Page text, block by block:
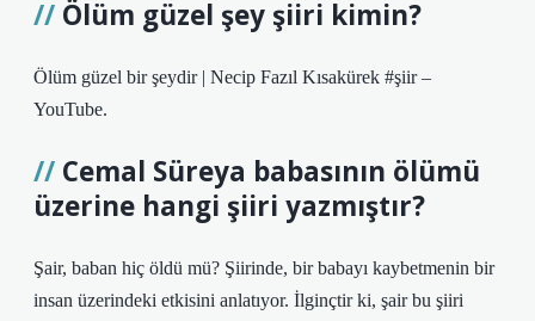
Ölüm güzel şey şiiri kimin?
Ölüm güzel bir şeydir | Necip Fazıl Kısakürek #şiir –
YouTube.
Cemal Süreya babasının ölümü
üzerine hangi şiiri yazmıştır?
Şair, baban hiç öldü mü? Şiirinde, bir babayı kaybetmenin bir
insan üzerindeki etkisini anlatıyor. İlginçtir ki, şair bu şiiri